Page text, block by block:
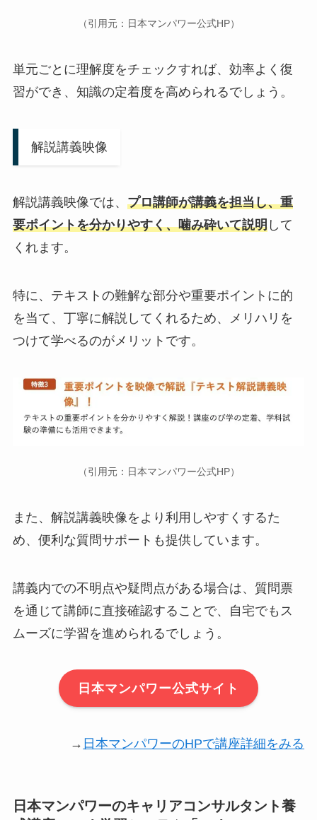
（引用元：日本マンパワー公式HP）
単元ごとに理解度をチェックすれば、効率よく復
習ができ、知識の定着度を高められるでしょう。
解説講義映像
解説講義映像では、 プロ講師が講義を担当し、重
要ポイントを分かりやすく、噛み砕いて説明して
くれます。
特に、テキストの難解な部分や重要ポイントに的
を当て、丁寧に解説してくれるため、メリハリを
つけて学べるのがメリットです。
（引用元：日本マンパワー公式HP）
また、解説講義映像をより利用しやすくするた
め、便利な質問サポートも提供しています。
講義内での不明点や疑問点がある場合は、質問票
を通じて講師に直接確認することで、自宅でもス
ムーズに学習を進められるでしょう。
日本マンパワー公式サイト
→ 日本マンパワーのHPで講座詳細をみる
日本マンパワーのキャリアコンサルタント養